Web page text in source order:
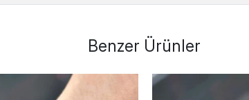
Benzer Ürünler